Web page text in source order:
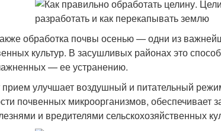
обработка почвы осенью — одни из
культур. В засушливых районах это
— ее устранению.
прием улучшает воздушный и питательный
почвенных микроорганизмов, обеспечивает
и вредителями сельскохозяйственных